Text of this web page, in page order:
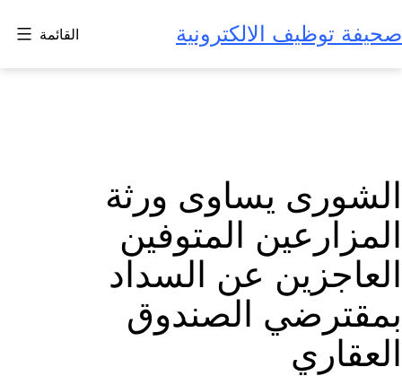
إلى
المحتوى
صحيفة توظيف الالكترونية القائمة
الشورى يساوى ورثة
المزارعين المتوفين
العاجزين عن السداد
بمقترضي الصندوق
العقاري